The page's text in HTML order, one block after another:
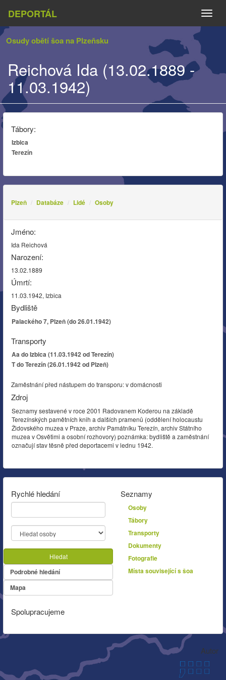
DEPORTÁL
Osudy obětí šoa na Plzeňsku
Reichová Ida (13.02.1889 -
11.03.1942)
Tábory:
Izbica
Terezín
Plzeň Databáze Lidé Osoby
Jméno:
Ida Reichová
Narození:
13.02.1889
Úmrtí:
11.03.1942, Izbica
Bydliště
Palackého 7, Plzeň (do 26.01.1942)
Transporty
Aa do Izbica (11.03.1942 od Terezín)
T do Terezín (26.01.1942 od Plzeň)
Zaměstnání před nástupem do transporu: v domácnosti
Zdroj
Seznamy sestavené v roce 2001 Radovanem Koderou na základě
Terezínských pamětních knih a dalších pramenů (oddělení holocaustu
Židovského muzea v Praze, archiv Památníku Terezín, archiv Státního
muzea v Osvětimi a osobní rozhovory) poznámka: bydliště a zaměstnání
označují stav těsně před deportacemi v lednu 1942.
Rychlé hledání
Hledat
Podrobné hledání
Mapa
Seznamy
Osoby
Tábory
Transporty
Dokumenty
Fotografie
Místa související s šoa
Spolupracujeme
Autor